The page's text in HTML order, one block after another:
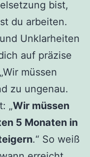
bist,
du arbeiten.
Unklarheiten
auf präzise
müssen
zu ungenau.
„Wir müssen
5 Monaten in
.“ So weiß